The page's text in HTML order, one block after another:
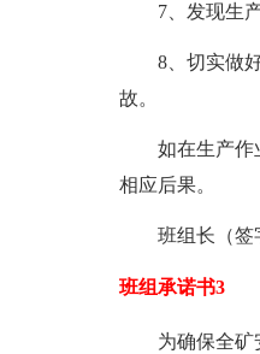
7、发现生
8、切实做
故。
如在生产作
相应后果。
班组长（签
班组承诺书3
为确保全